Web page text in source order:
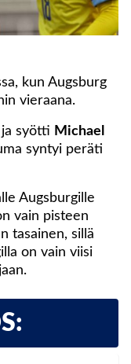
kun Augsburg
vieraana.
syötti Michael
syntyi peräti
Augsburgille
vain pisteen
tasainen, sillä
on vain viisi